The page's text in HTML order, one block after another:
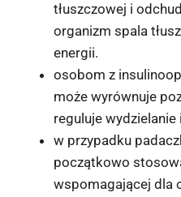
tłuszczowej i
organizm spala
energii.
osobom z
może wyrównuje
reguluje wydzielanie
w przypadku
początkowo
wspomagającej dla